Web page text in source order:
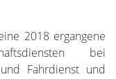
2018 ergangene
bei
Fahrdienst und